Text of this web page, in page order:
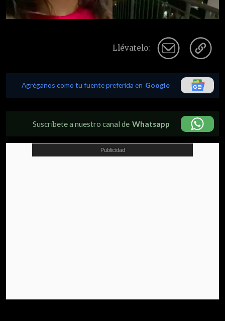
Llévatelo:
Agréganos como tu fuente preferida en Google
Suscríbete a nuestro canal de Whatsapp